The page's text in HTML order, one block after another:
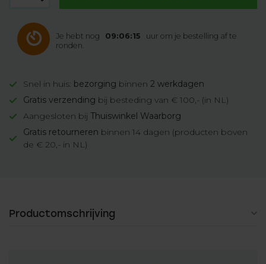
Je hebt nog 09:06:14
uur om je bestelling af te
ronden.
Snel in huis: bezorging binnen 2 werkdagen
Gratis verzending bij besteding van € 100,- (in NL)
Aangesloten bij Thuiswinkel Waarborg
Gratis retourneren binnen 14 dagen (producten boven
de € 20,- in NL)
Productomschrijving